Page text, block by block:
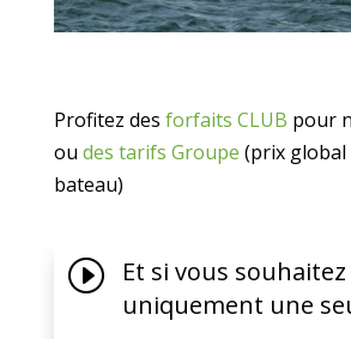
Profitez des forfaits CLUB pour
ou des tarifs Groupe (prix
bateau)
I
Et si vous
uniquement une